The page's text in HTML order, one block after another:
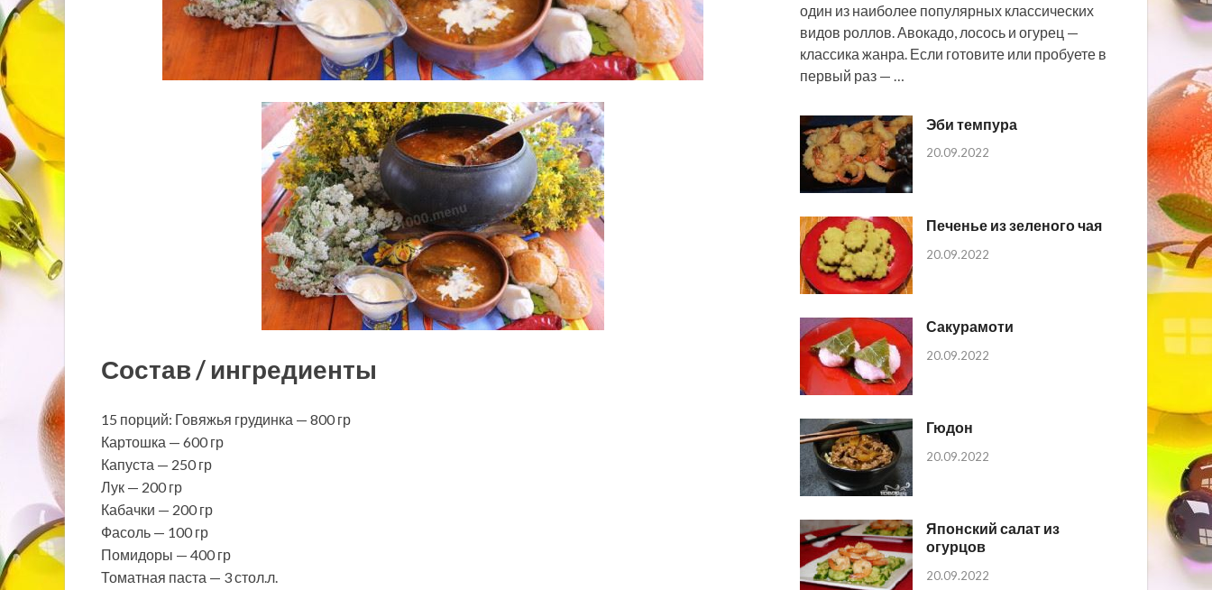
Состав / ингредиенты
15 порций: Говяжья грудинка — 800 гр
Картошка — 600 гр
Капуста — 250 гр
Лук — 200 гр
Кабачки — 200 гр
Фасоль — 100 гр
Помидоры — 400 гр
Томатная паста — 3 стол.л.
один из наиболее популярных классических
видов роллов. Авокадо, лосось и огурец —
классика жанра. Если готовите или пробуете в
первый раз — …
Эби темпура
20.09.2022
Печенье из зеленого чая
20.09.2022
Сакурамоти
20.09.2022
Гюдон
20.09.2022
Японский салат из
огурцов
20.09.2022